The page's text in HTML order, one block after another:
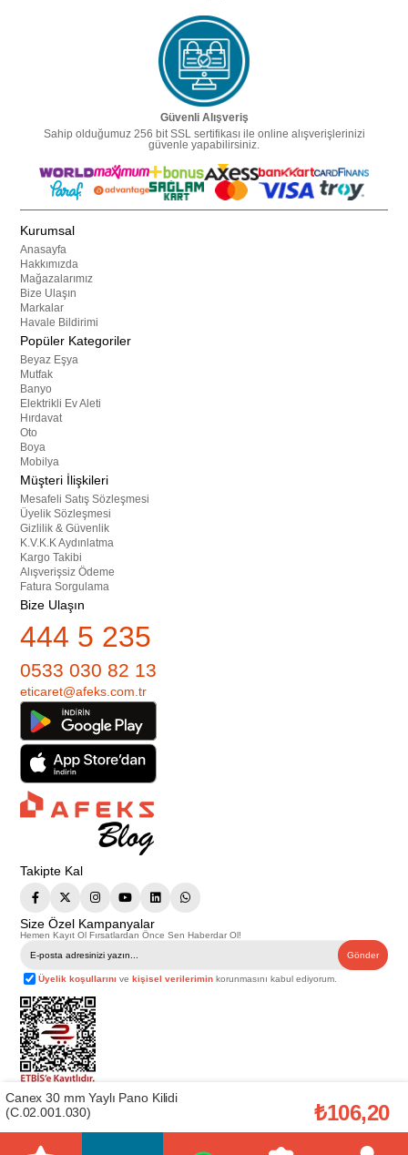
Güvenli Alışveriş
Sahip olduğumuz 256 bit SSL sertifikası ile online alışverişlerinizi
güvenle yapabilirsiniz.
Kurumsal
Anasayfa
Hakkımızda
Mağazalarımız
Bize Ulaşın
Markalar
Havale Bildirimi
Popüler Kategoriler
Beyaz Eşya
Mutfak
Banyo
Elektrikli Ev Aleti
Hırdavat
Oto
Boya
Mobilya
Müşteri İlişkileri
Mesafeli Satış Sözleşmesi
Üyelik Sözleşmesi
Gizlilik & Güvenlik
K.V.K.K Aydınlatma
Kargo Takibi
Alışverişsiz Ödeme
Fatura Sorgulama
Bize Ulaşın
444 5 235
0533 030 82 13
eticaret@afeks.com.tr
Takipte Kal
Size Özel Kampanyalar
Hemen Kayıt Ol Fırsatlardan Önce Sen Haberdar Ol!
Gönder
Üyelik koşullarını vekişisel verilerimin korunmasını kabul ediyorum.
Telif Hakkı © 2026 Afeks Yapı Market
. Tüm hakları saklıdır.
Bu web sitesindeki tüm ürünler ticari amaçlıdır. Web sitemizde yer alan
görsel ve yazılı içerikler firmamıza ait olup, firmamızın yazılı izni alınmadan
başka yerlerde kullanılamaz. İçeriklerin izin alınmadan kopyalanması ve
Canex 30 mm Yaylı Pano Kilidi
(C.02.001.030)
₺106,20